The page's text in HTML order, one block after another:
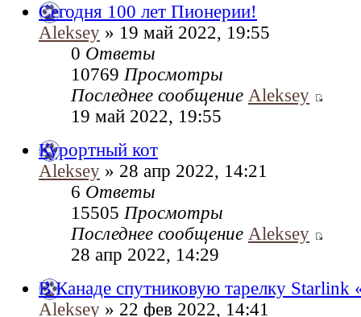
Сегодня 100 лет Пионерии!
Aleksey » 19 май 2022, 19:55
0 Ответы
10769 Просмотры
Последнее сообщение Aleksey
19 май 2022, 19:55
Курортный кот
Aleksey » 28 апр 2022, 14:21
6 Ответы
15505 Просмотры
Последнее сообщение Aleksey
28 апр 2022, 14:29
В Канаде спутниковую тарелку Starlink
Aleksey » 22 фев 2022, 14:41